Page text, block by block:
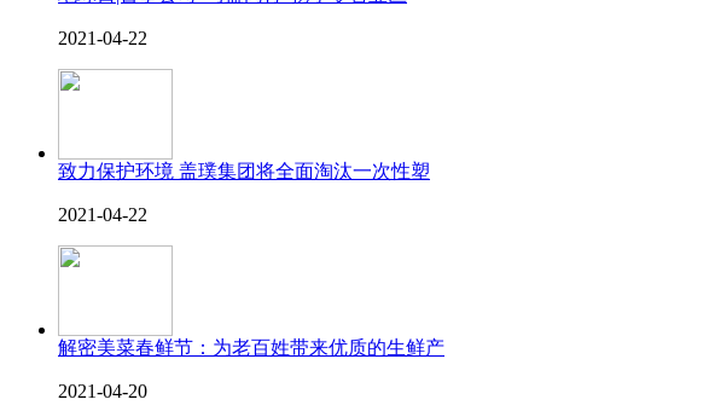
2021-04-22
致力保护环境 盖璞集团将全面淘汰一次性塑
2021-04-22
解密美菜春鲜节：为老百姓带来优质的生鲜产
2021-04-20